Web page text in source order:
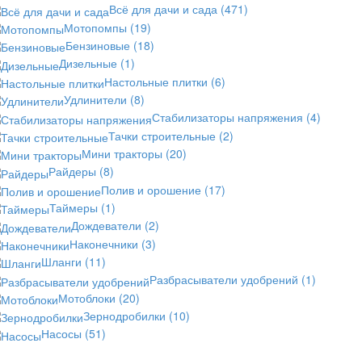
Всё для дачи и сада (471)
Мотопомпы (19)
Бензиновые (18)
Дизельные (1)
Настольные плитки (6)
Удлинители (8)
Стабилизаторы напряжения (4)
Тачки строительные (2)
Мини тракторы (20)
Райдеры (8)
Полив и орошение (17)
Таймеры (1)
Дождеватели (2)
Наконечники (3)
Шланги (11)
Разбрасыватели удобрений (1)
Мотоблоки (20)
Зернодробилки (10)
Насосы (51)